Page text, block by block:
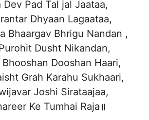
Dev Pad Tal jal Jaataa,
Dhyaan Lagaataa,
Bhaargav Bhrigu Nandan ,
Dusht Nikandan,
Dooshan Haari,
Grah Karahu Sukhaari,
Joshi Sirataajaa,
Ke Tumhai Raja॥